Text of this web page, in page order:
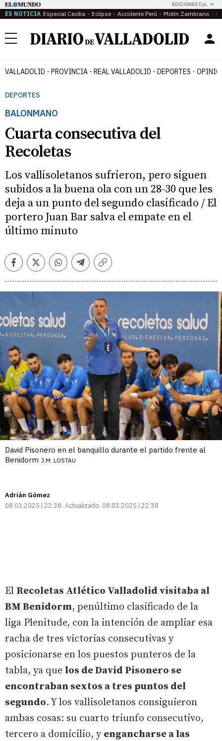
EDICIONES CyL
ES NOTICIA Especial Cecilia Eclipse Accidente Perú Motín Zambrana
Menú
VALLADOLID PROVINCIA REAL VALLADOLID DEPORTES
DEPORTES
BALONMANO
Cuarta consecutiva del
Recoletas
Los vallisoletanos sufrieron, pero siguen
subidos a la buena ola con un 28-30 que les
deja a un punto del segundo clasificado / El
portero Juan Bar salva el empate en el
último minuto
FacebookTwitterWhatsappTelegramCopiar
David Pisonero en el banquillo durante el partido frente al
Benidorm J.M. LOSTAU
Adrián Gómez
08.03.2025 | 22:38 Actualizado: 08.03.2025 | 22:38
El Recoletas Atlético Valladolid visitaba al
BM Benidorm, penúltimo clasificado de la
liga Plenitude, con la intención de ampliar esa
racha de tres victorias consecutivas y
posicionarse en los puestos punteros de la
tabla, ya que los de David Pisonero se
encontraban sextos a tres puntos del
segundo. Y los vallisoletanos consiguieron
ambas cosas: su cuarto triunfo consecutivo,
tercero a domicilio, y engancharse a las